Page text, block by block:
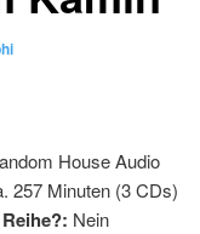
House Audio
257 Minuten (3 CDs)
Nein